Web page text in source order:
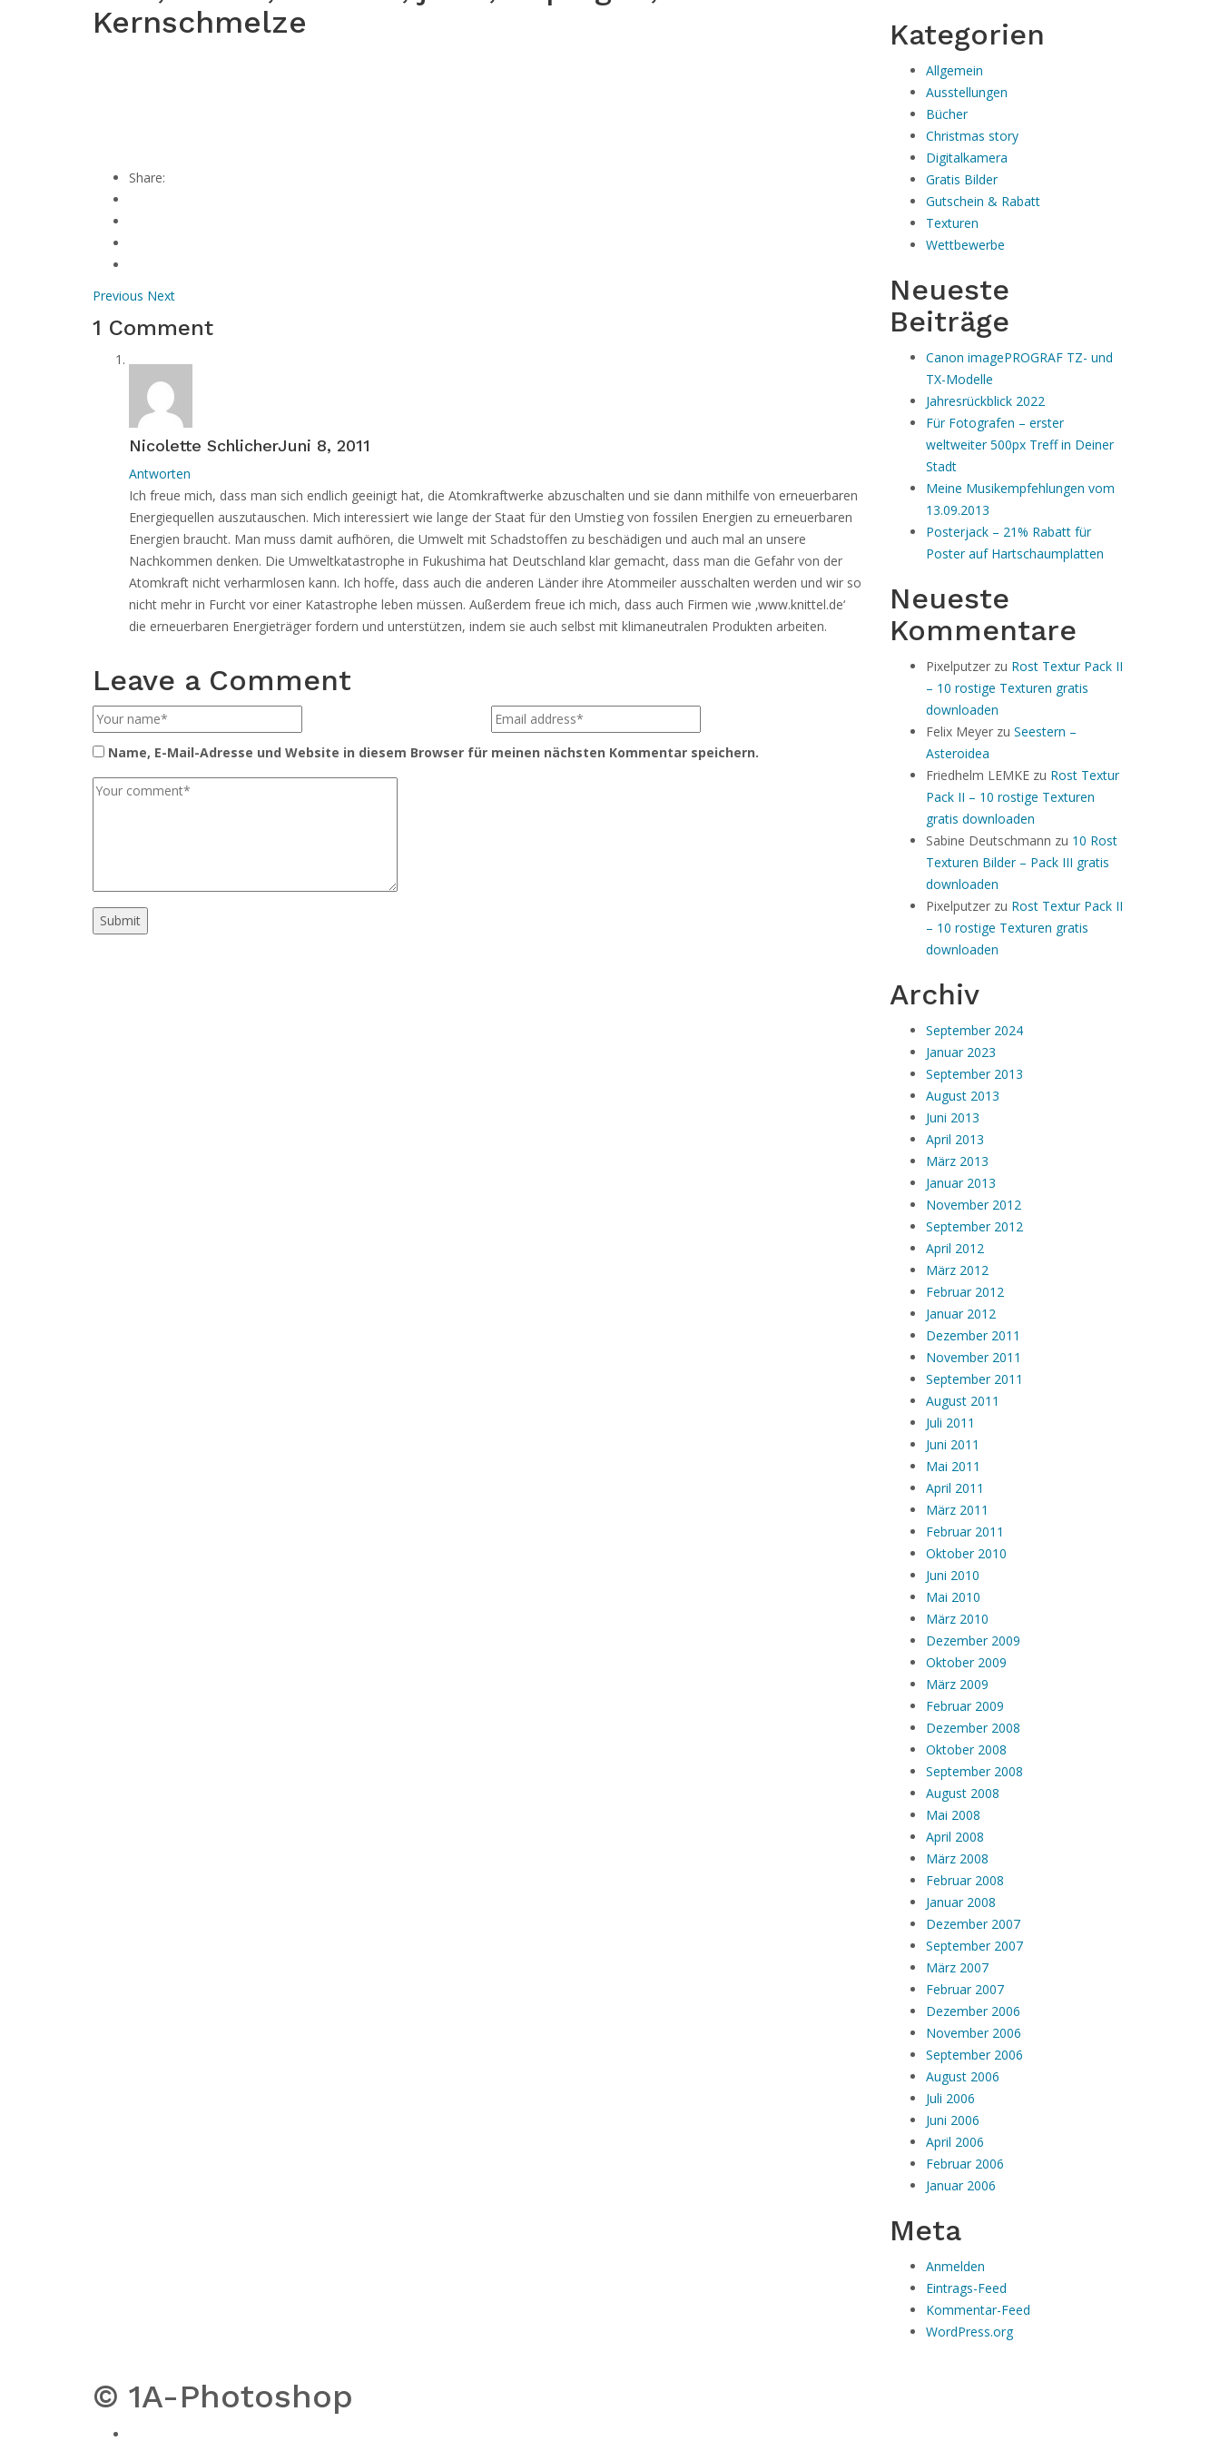
Kernschmelze
Share:
Previous Next
1 Comment
Nicolette SchlicherJuni 8, 2011
Antworten
Ich freue mich, dass man sich endlich geeinigt hat, die Atomkraftwerke abzuschalten und sie dann mithilfe von erneuerbaren
Energiequellen auszutauschen. Mich interessiert wie lange der Staat für den Umstieg von fossilen Energien zu erneuerbaren
Energien braucht. Man muss damit aufhören, die Umwelt mit Schadstoffen zu beschädigen und auch mal an unsere
Nachkommen denken. Die Umweltkatastrophe in Fukushima hat Deutschland klar gemacht, dass man die Gefahr von der
Atomkraft nicht verharmlosen kann. Ich hoffe, dass auch die anderen Länder ihre Atommeiler ausschalten werden und wir so
nicht mehr in Furcht vor einer Katastrophe leben müssen. Außerdem freue ich mich, dass auch Firmen wie ‚www.knittel.de‘
die erneuerbaren Energieträger fordern und unterstützen, indem sie auch selbst mit klimaneutralen Produkten arbeiten.
Leave a Comment
Name, E-Mail-Adresse und Website in diesem Browser für meinen nächsten Kommentar speichern.
Kategorien
Allgemein
Ausstellungen
Bücher
Christmas story
Digitalkamera
Gratis Bilder
Gutschein & Rabatt
Texturen
Wettbewerbe
Neueste
Beiträge
Canon imagePROGRAF TZ- und
TX-Modelle
Jahresrückblick 2022
Für Fotografen – erster
weltweiter 500px Treff in Deiner
Stadt
Meine Musikempfehlungen vom
13.09.2013
Posterjack – 21% Rabatt für
Poster auf Hartschaumplatten
Neueste
Kommentare
Pixelputzerzu Rost Textur Pack II
– 10 rostige Texturen gratis
downloaden
Felix Meyerzu Seestern –
Asteroidea
Friedhelm LEMKEzu Rost Textur
Pack II – 10 rostige Texturen
gratis downloaden
Sabine Deutschmann zu 10 Rost
Texturen Bilder – Pack III gratis
downloaden
Pixelputzerzu Rost Textur Pack II
– 10 rostige Texturen gratis
downloaden
Archiv
September 2024
Januar 2023
September 2013
August 2013
Juni 2013
April 2013
März 2013
Januar 2013
November 2012
September 2012
April 2012
März 2012
Februar 2012
Januar 2012
Dezember 2011
November 2011
September 2011
August 2011
Juli 2011
Juni 2011
Mai 2011
April 2011
März 2011
Februar 2011
Oktober 2010
Juni 2010
Mai 2010
März 2010
Dezember 2009
Oktober 2009
März 2009
Februar 2009
Dezember 2008
Oktober 2008
September 2008
August 2008
Mai 2008
April 2008
März 2008
Februar 2008
Januar 2008
Dezember 2007
September 2007
März 2007
Februar 2007
Dezember 2006
November 2006
September 2006
August 2006
Juli 2006
Juni 2006
April 2006
Februar 2006
Januar 2006
Meta
Anmelden
Eintrags-Feed
Kommentar-Feed
WordPress.org
© 1A-Photoshop